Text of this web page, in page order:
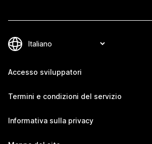
Accesso sviluppatori
Termini e condizioni del servizio
Informativa sulla privacy